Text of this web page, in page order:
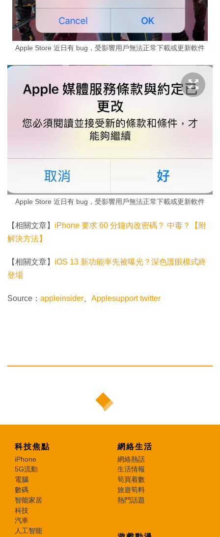
Apple Store 近日有 bug，受影響用戶無法正常下載或更新軟件
Apple Store 近日有 bug，受影響用戶無法正常下載或更新軟件
【相關文章】 iPhone 要求 60 分鐘內改密碼？ 中毒？【附
解決方法】
【相關文章】 iOS 13 新功能率先被曝光？深色護眼模式終
登場
Source： appleinsider Applesupport twitter
科技焦點
iPhone
5G流動
電腦
數碼
智能家居
科技
汽車
人工智能
網絡生活
網絡熱話
生活情報
筍買着數
旅遊筍料
熱門話題